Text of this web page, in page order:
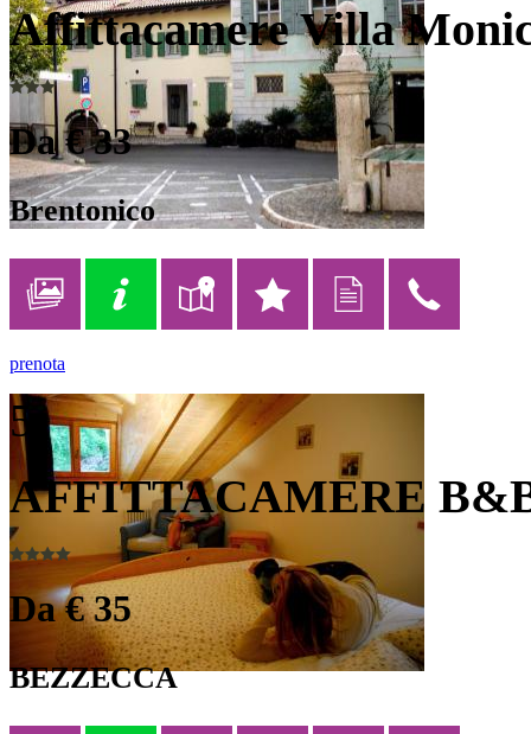
Affittacamere Villa
Da € 33
Brentonico
prenota
5
AFFITTACAMERE
Da € 35
BEZZECCA